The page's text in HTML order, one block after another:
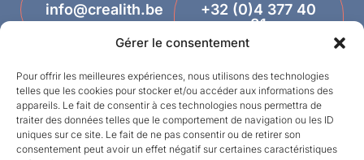
Gérer le consentement
Pour offrir les meilleures expériences, nous utilisons des technologies
telles que les cookies pour stocker et/ou accéder aux informations des
appareils. Le fait de consentir à ces technologies nous permettra de
traiter des données telles que le comportement de navigation ou les ID
uniques sur ce site. Le fait de ne pas consentir ou de retirer son
consentement peut avoir un effet négatif sur certaines caractéristiques
info@crealith.be
+32 (0)4 377 40
81